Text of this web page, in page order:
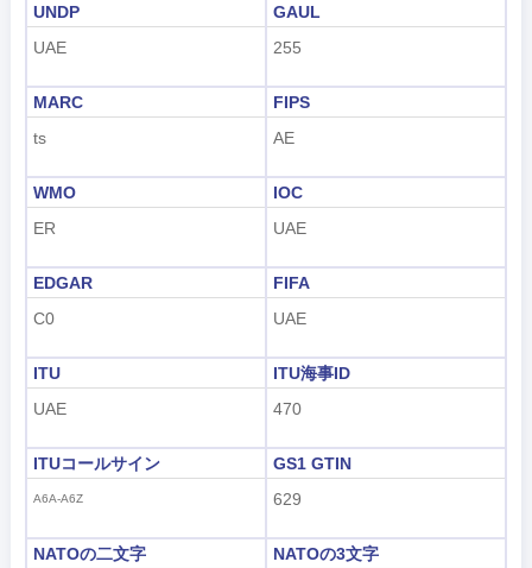
हिंदी
UNDP
UAE
GAUL
255
MARC
ts
FIPS
AE
WMO
ER
IOC
UAE
EDGAR
C0
FIFA
UAE
ITU
UAE
ITU海事ID
470
ITUコールサイン
A6A-A6Z
GS1 GTIN
629
NATOの二文字
NATOの3文字